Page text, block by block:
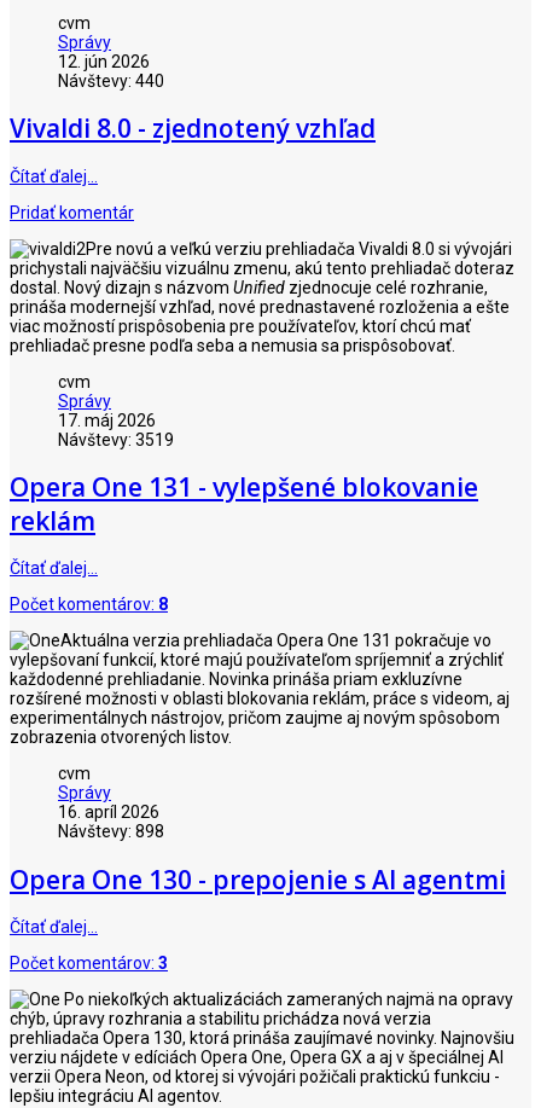
cvm
Správy
12. jún 2026
Návštevy: 440
Vivaldi 8.0 - zjednotený vzhľad
Čítať ďalej…
Pridať komentár
Pre novú a veľkú verziu prehliadača Vivaldi 8.0 si vývojári
prichystali najväčšiu vizuálnu zmenu, akú tento prehliadač doteraz
dostal. Nový dizajn s názvom Unified zjednocuje celé rozhranie,
prináša modernejší vzhľad, nové prednastavené rozloženia a ešte
viac možností prispôsobenia pre používateľov, ktorí chcú mať
prehliadač presne podľa seba a nemusia sa prispôsobovať.
cvm
Správy
17. máj 2026
Návštevy: 3519
Opera One 131 - vylepšené blokovanie
reklám
Čítať ďalej…
Počet komentárov: 8
Aktuálna verzia prehliadača Opera One 131 pokračuje vo
vylepšovaní funkcií, ktoré majú používateľom spríjemniť a zrýchliť
každodenné prehliadanie. Novinka prináša priam exkluzívne
rozšírené možnosti v oblasti blokovania reklám, práce s videom, aj
experimentálnych nástrojov, pričom zaujme aj novým spôsobom
zobrazenia otvorených listov.
cvm
Správy
16. apríl 2026
Návštevy: 898
Opera One 130 - prepojenie s AI agentmi
Čítať ďalej…
Počet komentárov: 3
Po niekoľkých aktualizáciách zameraných najmä na opravy
chýb, úpravy rozhrania a stabilitu prichádza nová verzia
prehliadača Opera 130, ktorá prináša zaujímavé novinky. Najnovšiu
verziu nájdete v edíciách Opera One, Opera GX a aj v špeciálnej AI
verzii Opera Neon, od ktorej si vývojári požičali praktickú funkciu -
lepšiu integráciu AI agentov.